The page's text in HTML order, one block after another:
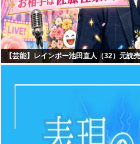
【芸能】レインボー池田直人（32）元読